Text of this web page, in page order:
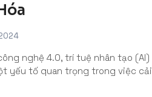
nghệ 4.0, trí tuệ nhân tạo (AI)
yếu tố quan trọng trong việc cải